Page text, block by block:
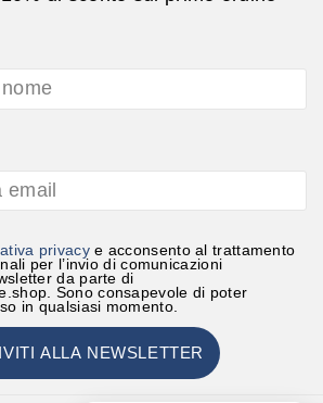
privacye acconsento al trattamento
per l’invio di comunicazioni
da parte di
Sono consapevole di poter
in qualsiasi momento.